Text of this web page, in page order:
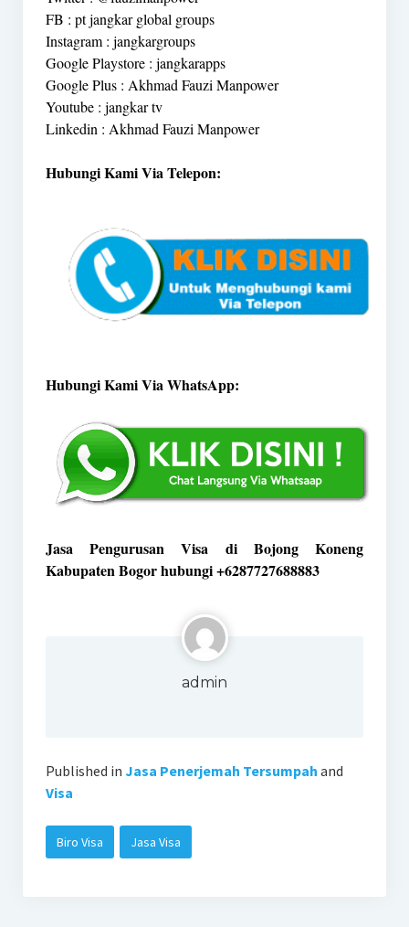
FB : pt jangkar global groups
Instagram : jangkargroups
Google Playstore : jangkarapps
Google Plus : Akhmad Fauzi Manpower
Youtube : jangkar tv
Linkedin : Akhmad Fauzi Manpower
Hubungi Kami Via Telepon:
Hubungi Kami Via WhatsApp:
Jasa Pengurusan Visa di Bojong Koneng
Kabupaten Bogor hubungi +6287727688883
admin
Published in Jasa Penerjemah Tersumpah and
Visa
Biro Visa Jasa Visa